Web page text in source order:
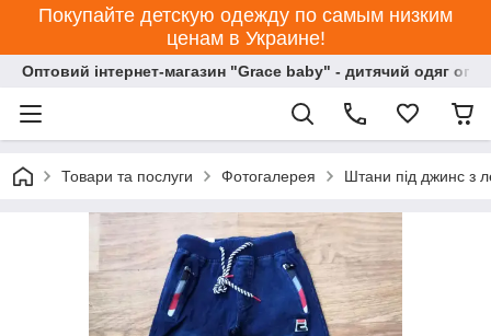
Покупайте детскую одежду по самым низким
ценам в Украине!
Оптовий інтернет-магазин "Grace baby" - дитячий одяг
Товари та послуги Фотогалерея Штани під джинс з